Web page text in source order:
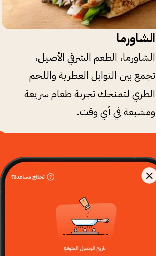
الشاورما
الشاورما، الطعم الشرقي الأصيل،
تجمع بين التوابل العطرية واللحم
الطري لتمنحك تجربة طعام سريعة
ومشبعة في أي وقت.